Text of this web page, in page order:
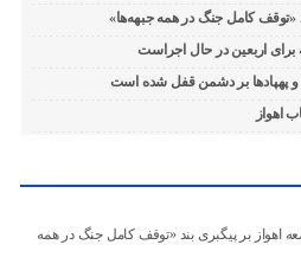
«توقف کامل جنگ در همه جبهه‌ها»
برای اربعین در حال اجراست
پهپادها بر دشمن قفل شده است
اهواز
اهواز بر پیگبری بند «توقف کامل جنگ در همه